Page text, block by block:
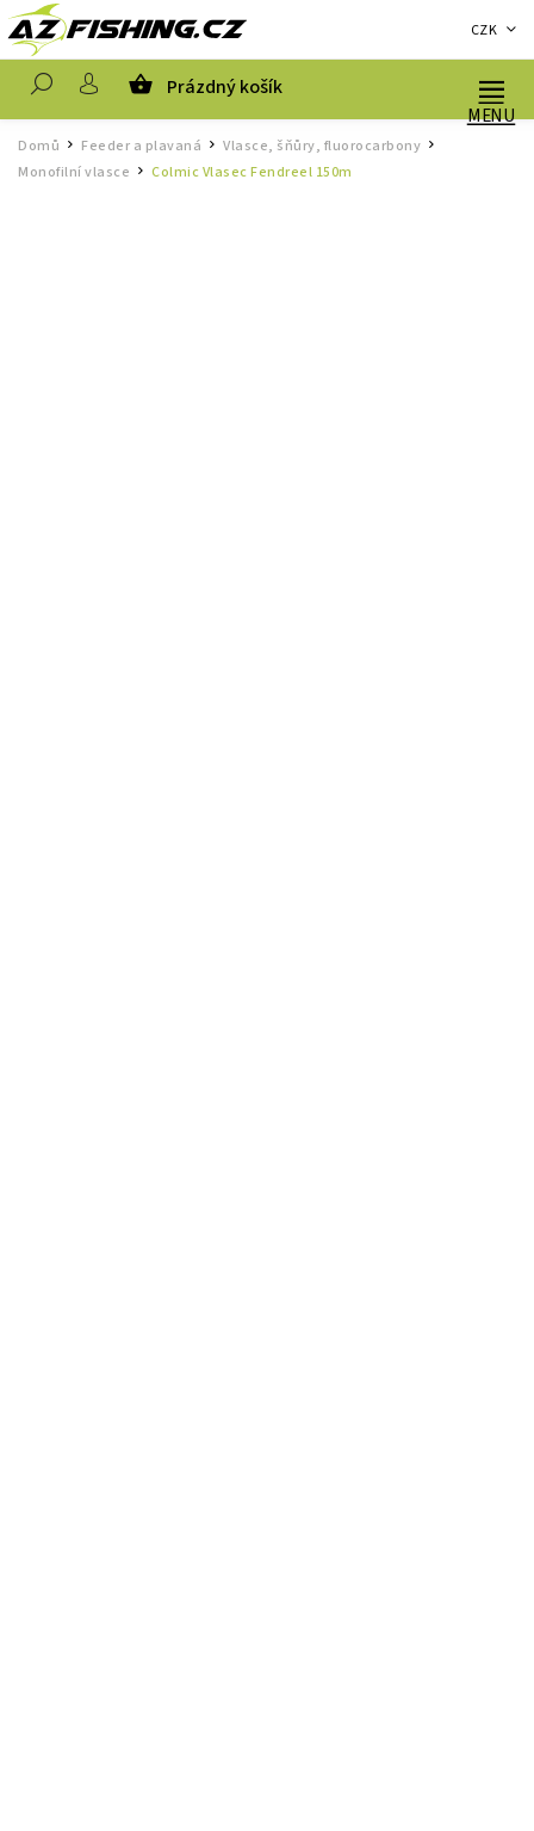
CZK
Prázdný košík
Domů / Feeder a plavaná / Vlasce, šňůry, fluorocarbony /
Monofilní vlasce / Colmic Vlasec Fendreel 150m